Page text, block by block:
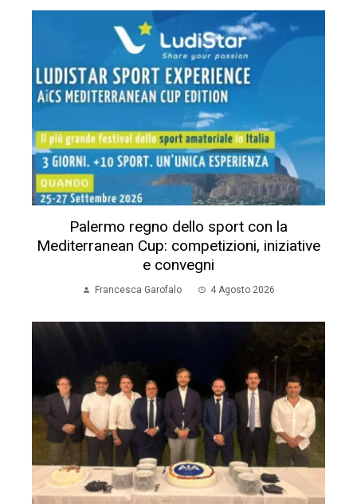
Palermo regno dello sport con la
Mediterranean Cup: competizioni, iniziative
e convegni
Francesca Garofalo 4 Agosto 2026